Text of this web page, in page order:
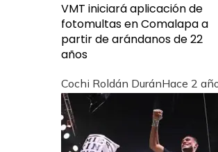
VMT iniciará aplicación de
fotomultas en Comalapa a
partir de arándanos de 22
años
Cochi Roldán DuránHace 2